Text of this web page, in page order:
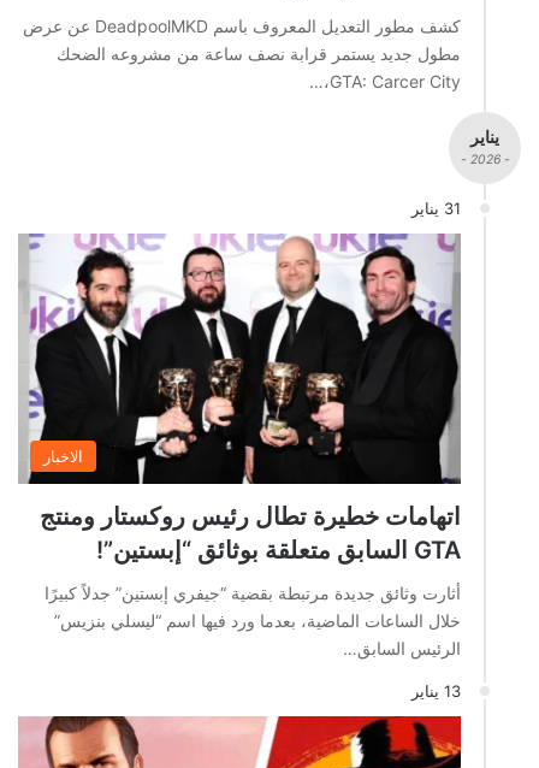
كشف مطور التعديل المعروف باسم DeadpoolMKD عن عرض
مطول جديد يستمر قرابة نصف ساعة من مشروعه الضحك
GTA: Carcer City،…
يناير
- 2026 -
31 يناير
الاخبار
اتهامات خطيرة تطال رئيس روكستار ومنتج
GTA السابق متعلقة بوثائق “إبستين”!
أثارت وثائق جديدة مرتبطة بقضية “جيفري إبستين” جدلاً كبيرًا
خلال الساعات الماضية، بعدما ورد فيها اسم “ليسلي بنزيس”
الرئيس السابق…
13 يناير